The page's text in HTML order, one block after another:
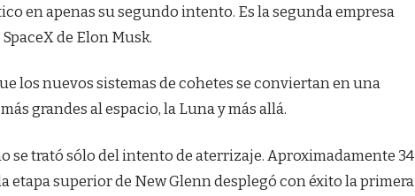
en apenas su segundo intento. Es la segunda empresa
de Elon Musk.
los nuevos sistemas de cohetes se conviertan en una
grandes al espacio, la Luna y más allá.
se trató sólo del intento de aterrizaje. Aproximadamente 34
etapa superior de New Glenn desplegó con éxito la primera